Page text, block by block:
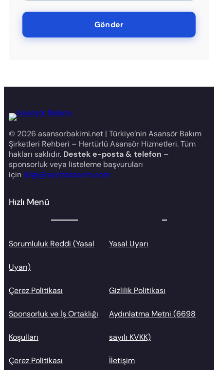
© 2026 asansorbakimi.net | Türkiye’nin Asansör Bakım
Şirketleri Rehberi – Hertürlü Asansör Hizmetleri. Tüm
hakları saklıdır. Destek e-posta & telefon –
sponsorluk veya listeleme başvuruları
için bilgi@sayfatasarim.com
Hızlı Menü
Sorumluluk Reddi (Yasal
Uyarı)
Yasal Uyarı
Çerez Politikası Gizlilik Politikası
Sponsorluk ve İş Ortaklığı
Koşulları
Aydınlatma Metni (6698
sayılı KVKK)
Çerez Politikası İletişim